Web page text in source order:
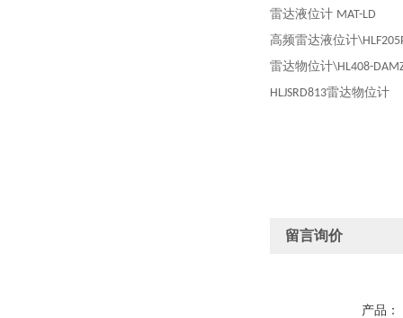
雷达液位计 MAT-LD
高频雷达液位计
雷达物位计\HL408-
HLJSRD813雷达物位计
留言询价
产品：